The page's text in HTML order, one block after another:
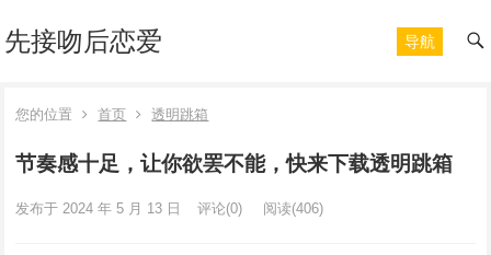
先接吻后恋爱 导航
您的位置 首页 透明跳箱
节奏感十足，让你欲罢不能，快来下载透明跳箱
发布于 2024 年 5 月 13 日 评论(0) 阅读(406)